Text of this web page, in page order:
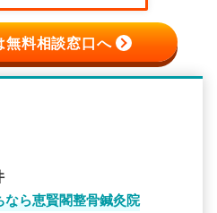
無料相談窓口へ
ら恵賢閣整骨鍼灸院